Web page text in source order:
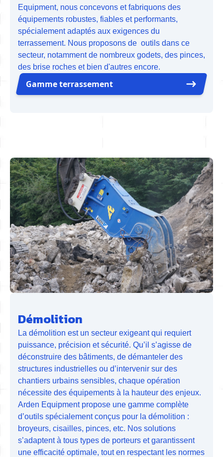
Equipment, nous concevons et fabriquons des
équipements robustes, fiables et performants,
spécialement adaptés aux exigences du
terrassement. Nous proposons de outils dans ce
secteur, notamment de nombreux godets, des pinces,
des brise roches et bien d'autres encore.
Gamme terrassement
Démolition
La démolition est un secteur exigeant qui requiert
puissance, précision et sécurité. Qu’il s’agisse de
déconstruire des bâtiments, de démanteler des
structures industrielles ou d’intervenir sur des
chantiers urbains sensibles, chaque opération
nécessite des équipements à la hauteur des enjeux.
Arden Equipment propose une gamme complète
d’outils spécialement conçus pour la démolition :
broyeurs, cisailles, pinces, etc. Nos solutions
s’adaptent à tous types de porteurs et garantissent
une efficacité optimale, tout en respectant les normes